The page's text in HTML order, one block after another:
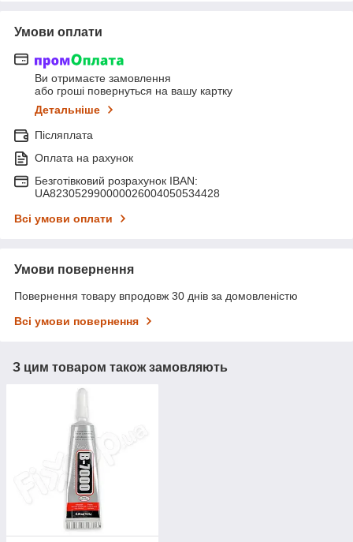
Умови оплати
Ви отримаєте замовлення
або гроші повернуться на вашу картку
Детальніше
Післяплата
Оплата на рахунок
Безготівковий розрахунок IBAN:
UA823052990000026004050534428
Всі умови оплати
Умови повернення
Повернення товару впродовж 30 днів за домовленістю
Всі умови повернення
З цим товаром також замовляють